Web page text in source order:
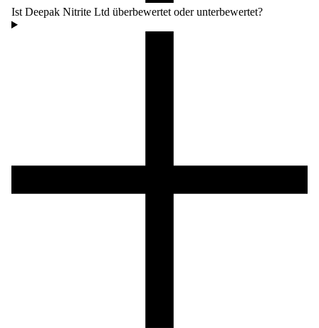
Ist Deepak Nitrite Ltd überbewertet oder unterbewertet?